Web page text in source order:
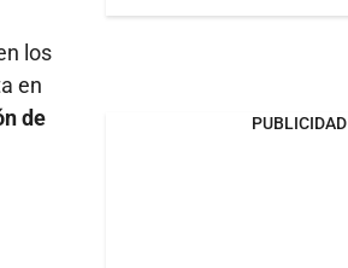
los
en
de
PUBLICIDAD